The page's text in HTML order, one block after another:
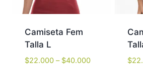
Camiseta Fem
Talla L
$22.000 – $40.000Price
$